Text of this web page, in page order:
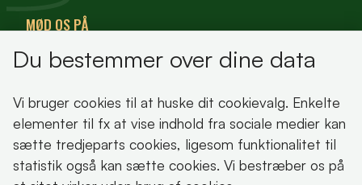
MØD OS PÅ
VisitFjordlandet
Oplev Lejre
Du bestemmer over dine data
Vi bruger cookies til at huske dit cookievalg. Enkelte
elementer til fx at vise indhold fra sociale medier kan
sætte tredjeparts cookies, ligesom funktionalitet til
statistik også kan sætte cookies. Vi bestræber os på